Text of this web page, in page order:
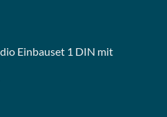
Einbauset 1 DIN mit